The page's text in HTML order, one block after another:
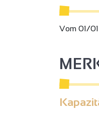
Vom 01/